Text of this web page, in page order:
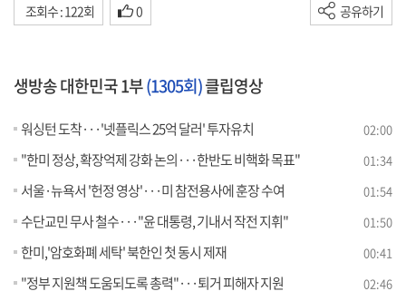
조회수 : 122회 0 공유하기
생방송 대한민국 1부(1305회)클립영상
워싱턴 도착···'넷플릭스 25억 달러' 투자유치 02:00
"한미 정상, 확장억제 강화 논의···한반도 비핵화 목표" 01:34
서울·뉴욕서 '헌정 영상'···미 참전용사에 훈장 수여 01:54
수단교민 무사 철수···"윤 대통령, 기내서 작전 지휘" 01:50
한미,'암호화폐 세탁' 북한인 첫 동시 제재 00:41
"정부 지원책 도움되도록 총력"···퇴거 피해자 지원 02:46